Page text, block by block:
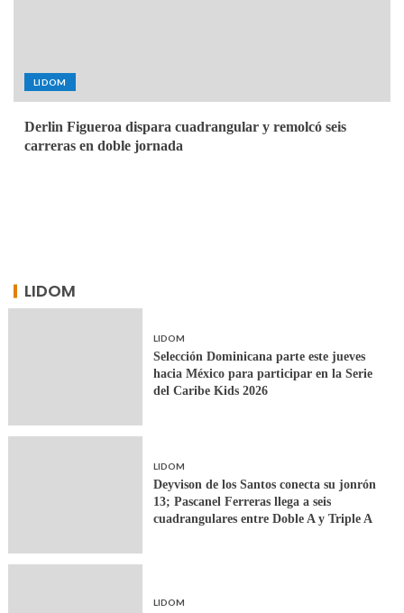
LIDOM
Derlin Figueroa dispara cuadrangular y remolcó seis
carreras en doble jornada
LIDOM
LIDOM
Selección Dominicana parte este jueves
hacia México para participar en la Serie
del Caribe Kids 2026
LIDOM
Deyvison de los Santos conecta su jonrón
13; Pascanel Ferreras llega a seis
cuadrangulares entre Doble A y Triple A
LIDOM